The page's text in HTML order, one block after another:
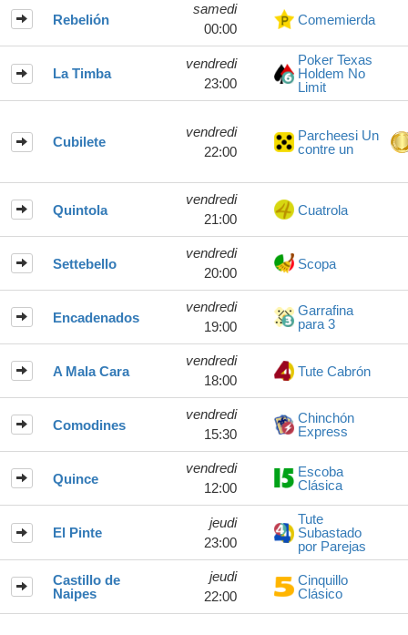
Rebelión
samedi
00:00
Comemierda
La Timba
vendredi
23:00
Poker Texas
Holdem No
Limit
Cubilete
vendredi
22:00
Parcheesi Un
contre un
Quintola
vendredi
21:00
Cuatrola
Settebello
vendredi
20:00
Scopa
Encadenados
vendredi
19:00
Garrafina
para 3
A Mala Cara
vendredi
18:00
Tute Cabrón
Comodines
vendredi
15:30
Chinchón
Express
Quince
vendredi
12:00
Escoba
Clásica
El Pinte
jeudi
23:00
Tute
Subastado
por Parejas
Castillo de
Naipes
jeudi
22:00
Cinquillo
Clásico